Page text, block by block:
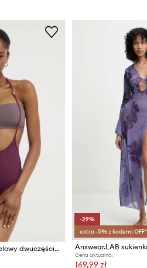
Answear.LAB strój kąpielowy dwuczęściowy damski
-29%
extra -5% z kodem: OFF*
Answear.LAB
Cena aktualna:
169,99 zł